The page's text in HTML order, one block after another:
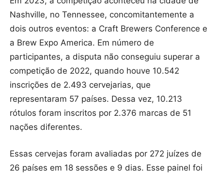
Nashville, no Tennessee, concomitantemente a
dois outros eventos: a Craft Brewers Conference e
a Brew Expo America. Em número de
participantes, a disputa não conseguiu superar a
competição de 2022, quando houve 10.542
inscrições de 2.493 cervejarias, que
representaram 57 países. Dessa vez, 10.213
rótulos foram inscritos por 2.376 marcas de 51
nações diferentes.
Essas cervejas foram avaliadas por 272 juízes de
26 países em 18 sessões e 9 dias. Esse painel foi